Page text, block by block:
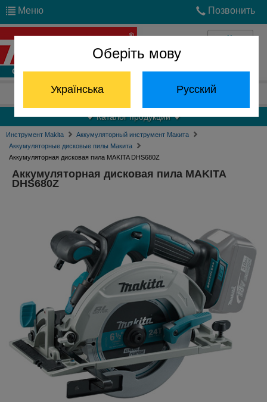
Оберіть мову
Українська Русский
Меню Позвонить
Войти
Отдел запчастей: (068) 824-24-24
Каталог продукции
Инструмент Makita
Аккумуляторный инструмент Макита
Аккумуляторные дисковые пилы Макита
Аккумуляторная дисковая пила MAKITA DHS680Z
Аккумуляторная дисковая пила MAKITA
DHS680Z